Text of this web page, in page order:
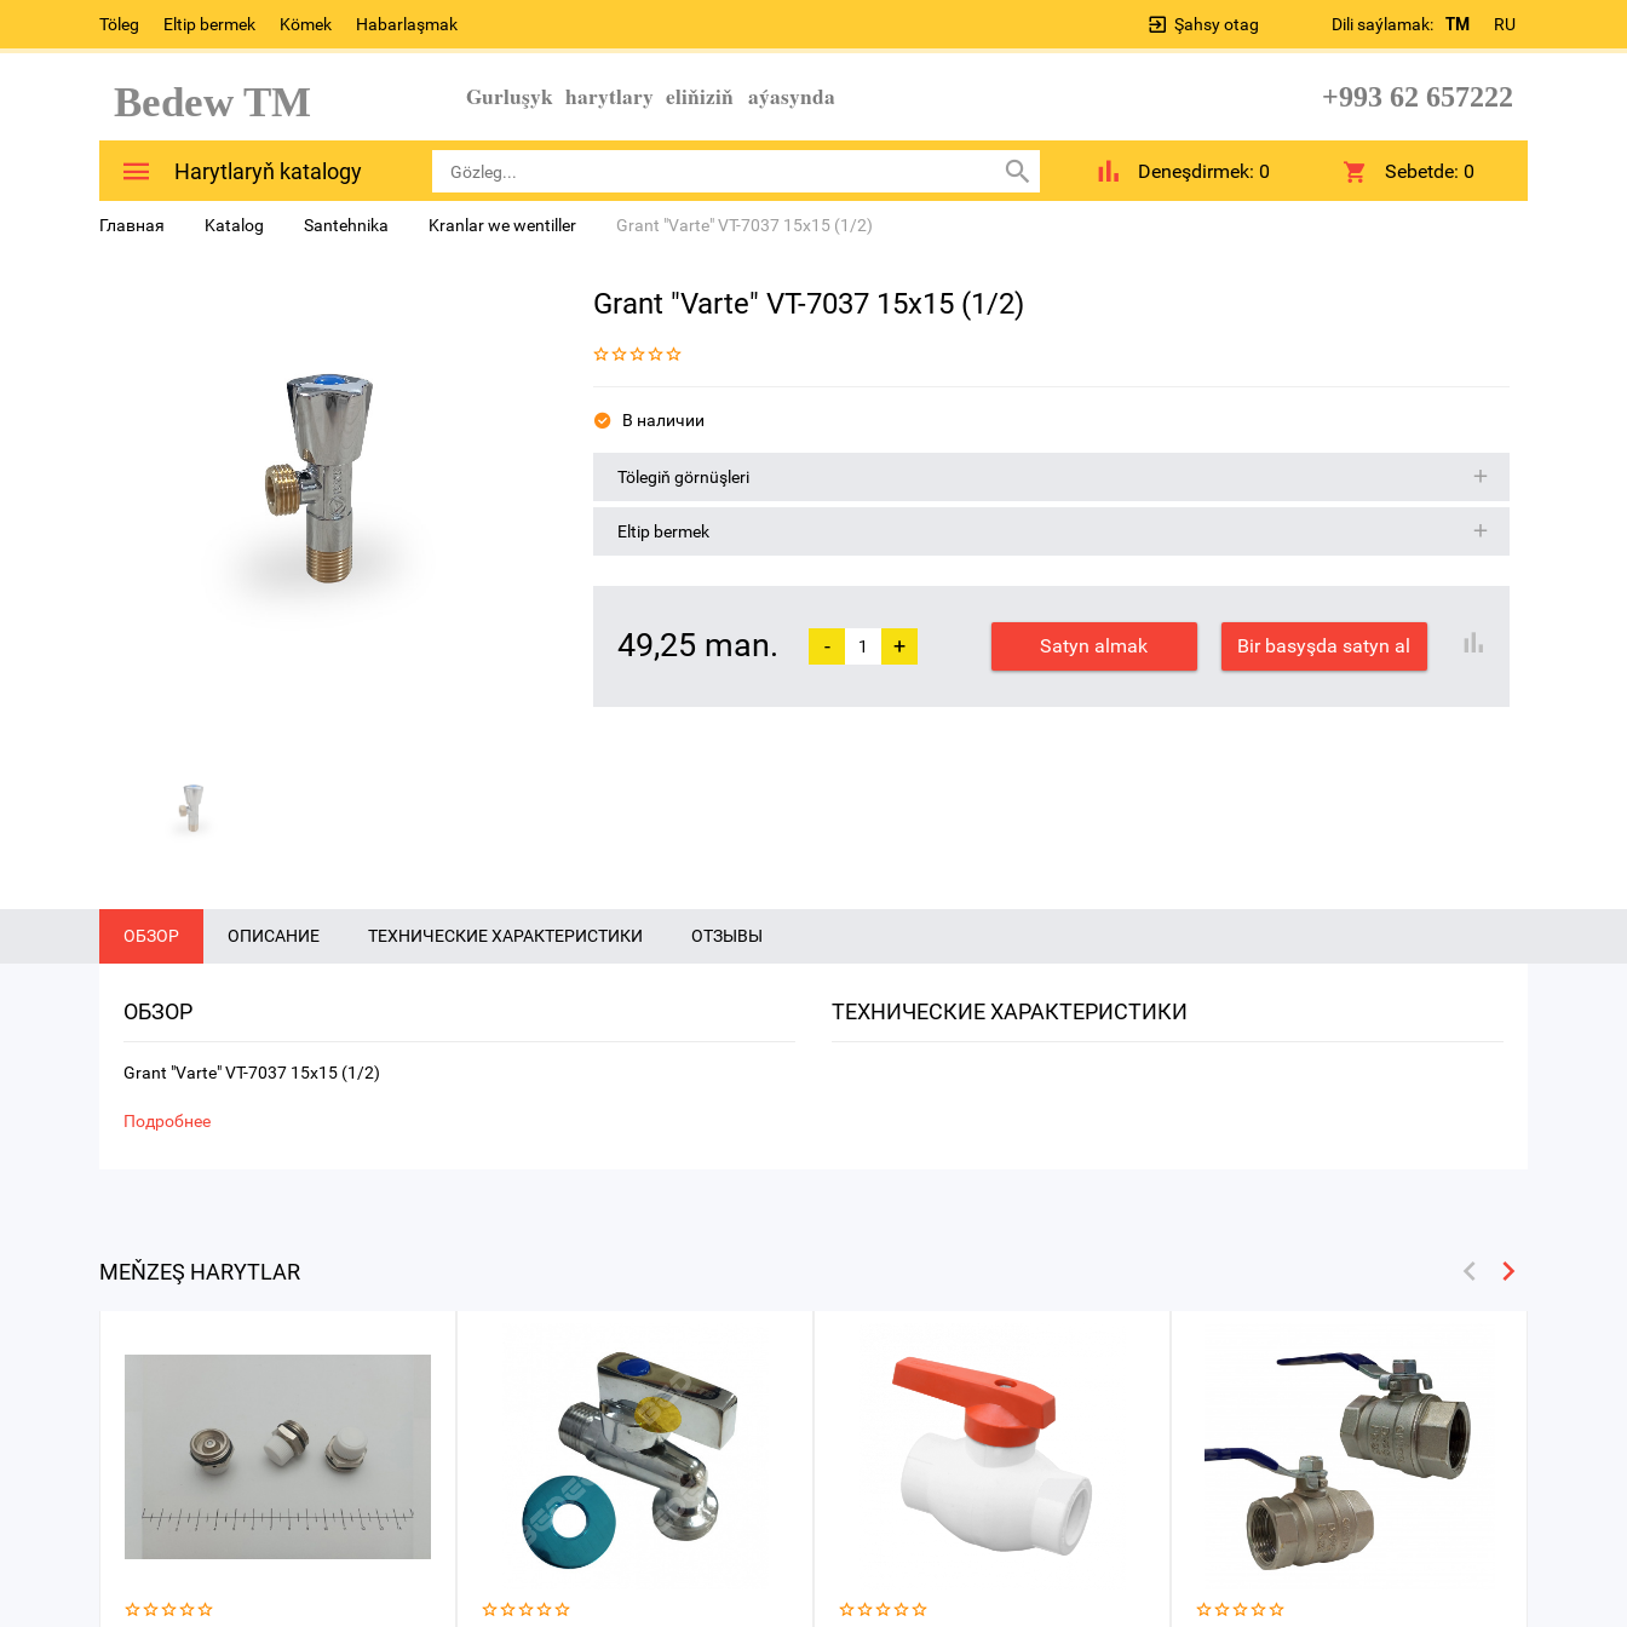
Töleg Eltip bermek Kömek Habarlaşmak Dili saýlamak: TM RU
Şahsy otag
Bedew TM Gurluşyk harytlary eliňiziň aýasynda +993 62 657222
Harytlaryň katalogy Deneşdirmek: 0 Sebetde:0
Главная Katalog Santehnika Kranlar we wentiller Grant "Varte" VT-7037 15x15 (1/2)
Grant "Varte" VT-7037 15x15 (1/2)
В наличии
Tölegiň görnüşleri
Eltip bermek
49,25 man. - + Satyn almak Bir basyşda satyn al
ОБЗОР ОПИСАНИЕ ТЕХНИЧЕСКИЕ ХАРАКТЕРИСТИКИ ОТЗЫВЫ
ОБЗОР
Grant "Varte" VT-7037 15x15 (1/2)
Подробнее
ТЕХНИЧЕСКИЕ ХАРАКТЕРИСТИКИ
MEŇZEŞ HARYTLAR